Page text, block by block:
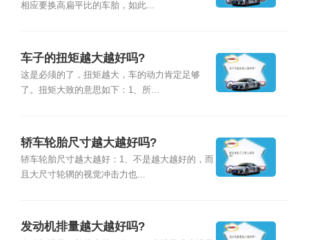
相应要换高扁平比的车胎，如此...
车子的扭矩越大越好吗?
这是必须的了，扭矩越大，车的动力肯定足够
了。扭矩大致的意思如下：1、所...
轿车轮胎尺寸越大越好吗?
轿车轮胎尺寸越大越好：1、不是越大越好的，而
且大尺寸轮辋的视觉冲击力也...
发动机排量越大越好吗?